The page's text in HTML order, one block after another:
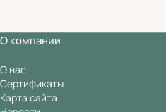
О компании
О нас
Сертификаты
Карта сайта